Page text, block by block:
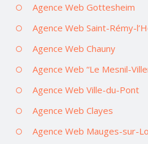
Agence Web Gottesheim
Agence Web Saint-Rémy-
Agence Web Chauny
Agence Web “Le Mesnil-
Agence Web Ville-du-Pont
Agence Web Clayes
Agence Web Mauges-sur-